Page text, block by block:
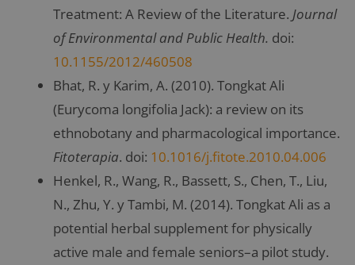
Treatment: A Review of the Literature. Journal
of Environmental and Public Health. doi:
10.1155/2012/460508
Bhat, R. y Karim, A. (2010). Tongkat Ali
(Eurycoma longifolia Jack): a review on its
ethnobotany and pharmacological importance.
Fitoterapia. doi: 10.1016/j.fitote.2010.04.006
Henkel, R., Wang, R., Bassett, S., Chen, T., Liu,
N., Zhu, Y. y Tambi, M. (2014). Tongkat Ali as a
potential herbal supplement for physically
active male and female seniors–a pilot study.